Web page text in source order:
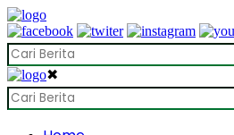
✖